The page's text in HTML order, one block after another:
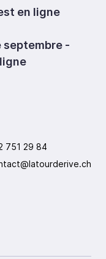
en ligne
septembre -
751 29 84